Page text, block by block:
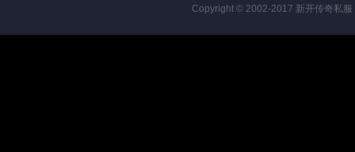
Copyright © 2002-2017 新开传奇私服